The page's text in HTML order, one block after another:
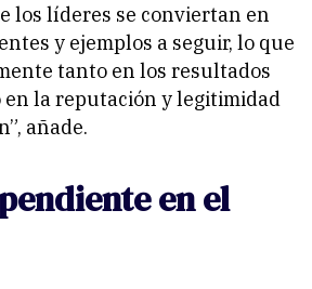
los líderes se conviertan en
y ejemplos a seguir, lo que
tanto en los resultados
en la reputación y legitimidad
añade.
en el